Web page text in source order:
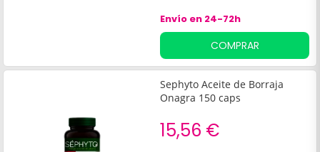
mediterráneas, la borraja
(Borago officinalis L.) está
muy extendida en las tierras
baldías.
Envío en 24-72h
COMPRAR
Sephyto Aceite de Borraja
Onagra 150 caps
15,56 €